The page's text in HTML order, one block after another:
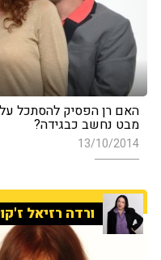
האם רן הפסיק להסתכל
מבט נחשב כבגידה?
13/10/2014
ורדה רזיאל